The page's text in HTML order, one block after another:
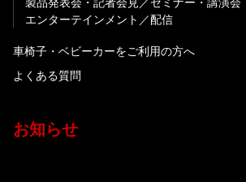
エンターテインメント
配信
車椅子・ベビーカーをご利用の方へ
よくある質問
お知らせ